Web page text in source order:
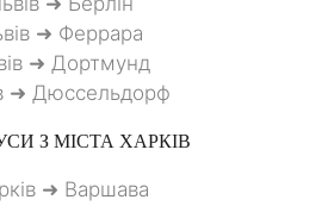
➜ Феррара
➜ Дортмунд
➜ Дюссельдорф
З МІСТА ХАРКІВ
➜ Варшава